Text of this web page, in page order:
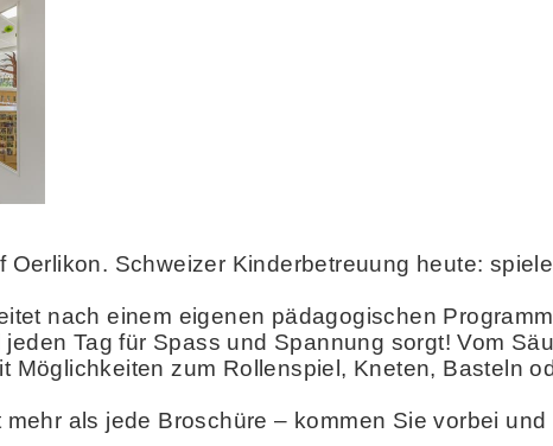
Oerlikon. Schweizer Kinderbetreuung heute:
nach einem eigenen pädagogischen
Tag für Spass und Spannung sorgt! Vom
Möglichkeiten zum Rollenspiel, Kneten, Basteln
als jede Broschüre – kommen Sie vorbei